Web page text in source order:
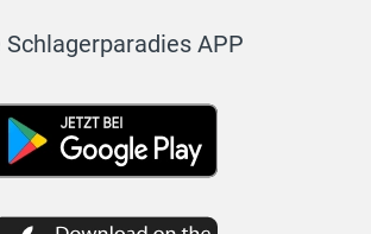
Schlagerparadies APP